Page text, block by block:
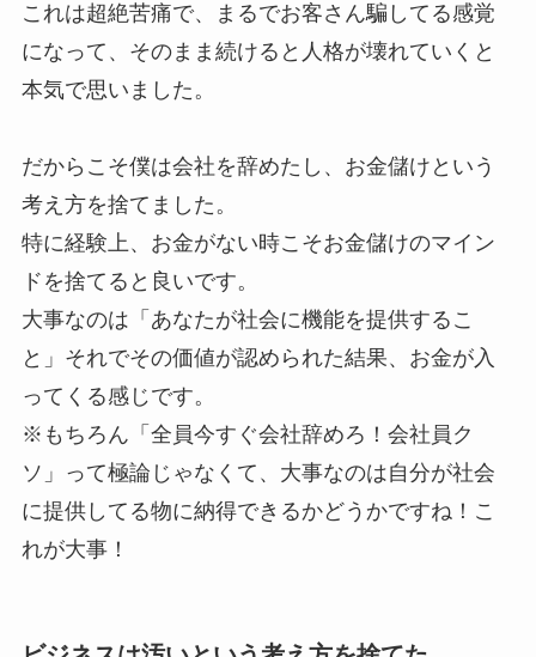
これは超絶苦痛で、まるでお客さん騙してる感覚
になって、そのまま続けると人格が壊れていくと
本気で思いました。
だからこそ僕は会社を辞めたし、お金儲けという
考え方を捨てました。
特に経験上、お金がない時こそお金儲けのマイン
ドを捨てると良いです。
大事なのは「あなたが社会に機能を提供するこ
と」それでその価値が認められた結果、お金が入
ってくる感じです。
※もちろん「全員今すぐ会社辞めろ！会社員ク
ソ」って極論じゃなくて、大事なのは自分が社会
に提供してる物に納得できるかどうかですね！こ
れが大事！